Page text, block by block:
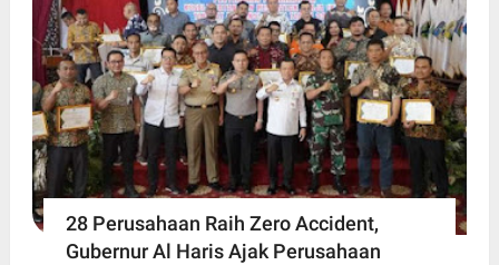
28 Perusahaan Raih Zero Accident,
Gubernur Al Haris Ajak Perusahaan